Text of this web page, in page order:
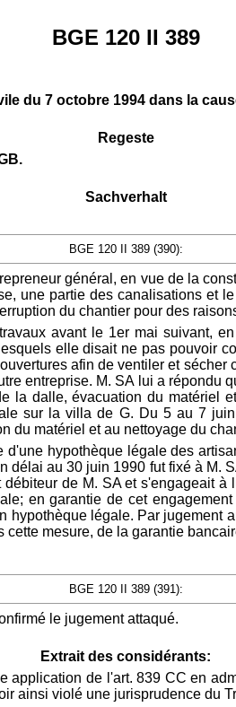
BGE 120 II 389
du 7 octobre 1994 dans la
Regeste
Sachverhalt
BGE 120 II 389 (390):
général, en vue de la
une partie des canalisations et
du chantier pour des
avant le 1er mai suivant,
elle disait ne pas pouvoir
afin de ventiler et
entreprise. M. SA lui a
la dalle, évacuation du
sur la villa de G. Du 5 au 7
du matériel et au nettoyage du
hypothèque légale des
au 30 juin 1990 fut fixé à M.
de M. SA et s'engageait
en garantie de cet
légale. Par jugement
mesure, de la garantie
BGE 120 II 389 (391):
le jugement attaqué.
Extrait des considérants:
application de l'art. 839 CC en
ainsi violé une jurisprudence du